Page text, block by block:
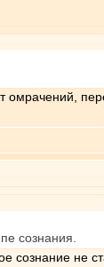
сознания.
сознание не